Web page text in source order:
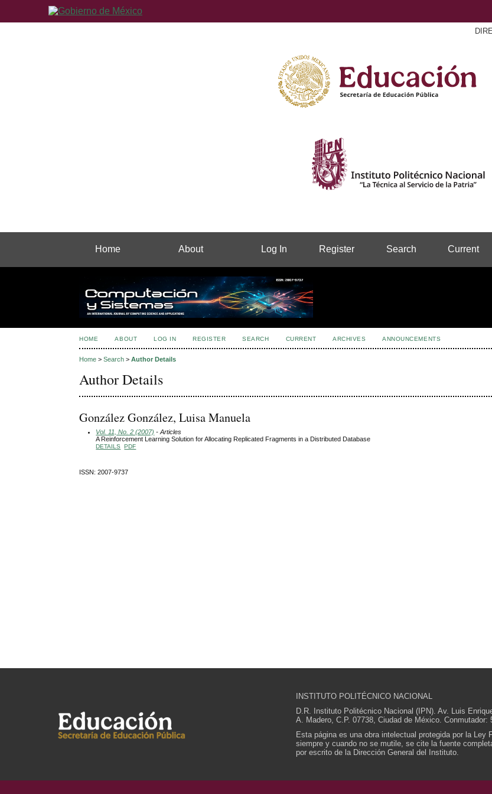
Home About Log In Register Search Current
HOME ABOUT LOG IN REGISTER SEARCH CURRENT ARCHIVES ANNOUNCEMENTS
Home >Search >Author Details
Author Details
González González, Luisa Manuela
Vol. 11, No. 2 (2007) - Articles
A Reinforcement Learning Solution for Allocating Replicated Fragments in a Distributed Database
DETAILS PDF
ISSN: 2007-9737
INSTITUTO POLITÉCNICO NACIONAL
D.R. Instituto Politécnico Nacional (IPN). Av. Luis
A. Madero, C.P. 07738, Ciudad de México. Conmutador:
Esta página es una obra intelectual protegida por la Ley
siempre y cuando no se mutile, se cite la fuente
por escrito de la Dirección General del Instituto.